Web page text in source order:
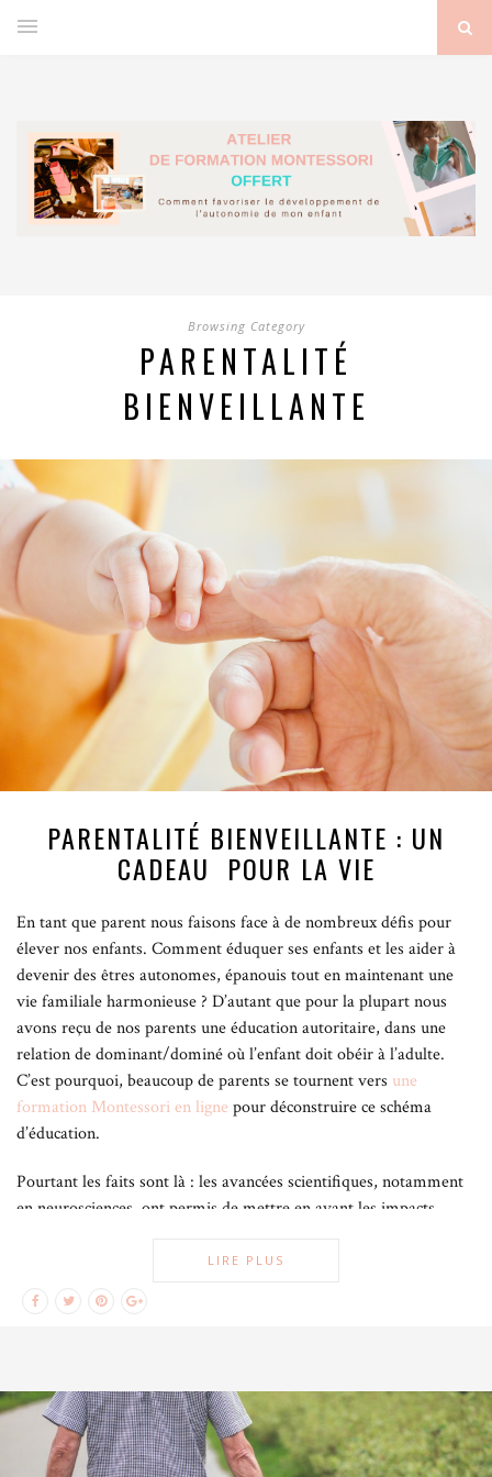
Browsing Category
PARENTALITÉ
BIENVEILLANTE
PARENTALITÉ BIENVEILLANTE : UN
CADEAU POUR LA VIE
En tant que parent nous faisons face à de nombreux défis pour
élever nos enfants. Comment éduquer ses enfants et les aider à
devenir des êtres autonomes, épanouis tout en maintenant une
vie familiale harmonieuse ? D’autant que pour la plupart nous
avons reçu de nos parents une éducation autoritaire, dans une
relation de dominant/dominé où l’enfant doit obéir à l’adulte.
C’est pourquoi, beaucoup de parents se tournent vers une
formation Montessori en ligne pour déconstruire ce schéma
d’éducation.
Pourtant les faits sont là : les avancées scientifiques, notamment
en neurosciences, ont permis de mettre en avant les impacts
et /ou humiliantes sont autant de facteurs négatifs qui impactent
mal-être profond.
L’éducation traditionnelle est progressivement remplacée par une
autre manière d’éduquer: une éducation non-violente, basée sur
une approche bienveillante, répondant davantage aux
besoins de
l’enfant. En effet la parentalité bienveillante (ou parentalité
LIRE PLUS